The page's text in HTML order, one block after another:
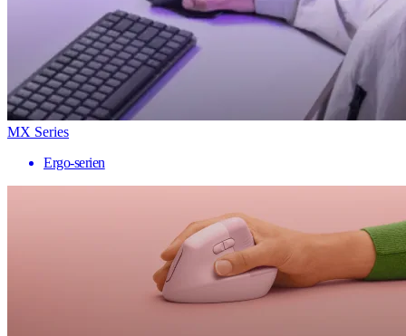
MX Series
Ergo-serien